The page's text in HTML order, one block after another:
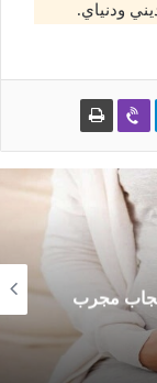
ودنياي.
مجرب